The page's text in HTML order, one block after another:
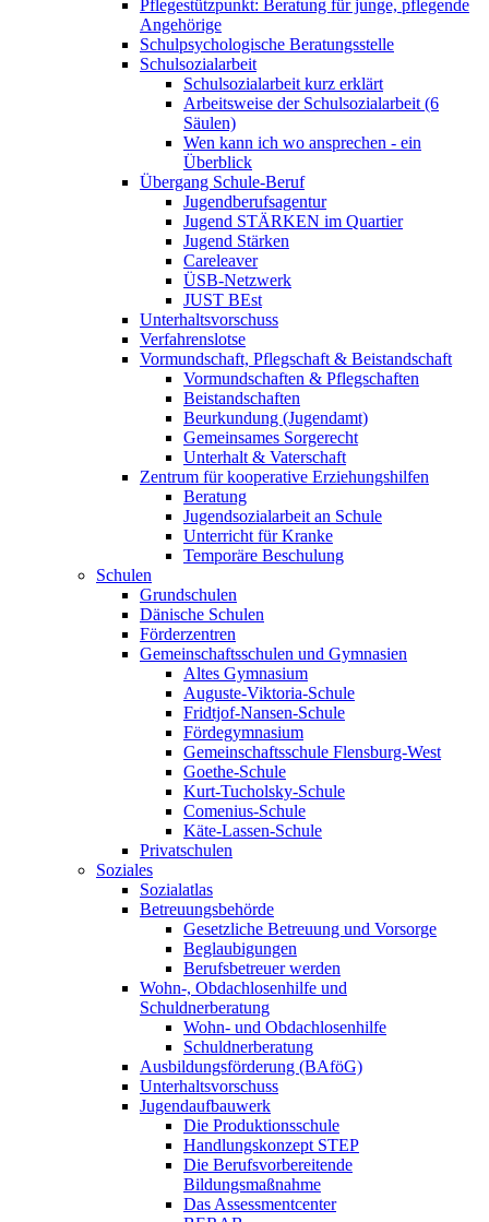
Pflegestützpunkt: Beratung für junge, pflegende
Angehörige
Schulpsychologische Beratungsstelle
Schulsozialarbeit
Schulsozialarbeit kurz erklärt
Arbeitsweise der Schulsozialarbeit (6
Säulen)
Wen kann ich wo ansprechen - ein
Überblick
Übergang Schule-Beruf
Jugendberufsagentur
Jugend STÄRKEN im Quartier
Jugend Stärken
Careleaver
ÜSB-Netzwerk
JUST BEst
Unterhaltsvorschuss
Verfahrenslotse
Vormundschaft, Pflegschaft & Beistandschaft
Vormundschaften & Pflegschaften
Beistandschaften
Beurkundung (Jugendamt)
Gemeinsames Sorgerecht
Unterhalt & Vaterschaft
Zentrum für kooperative Erziehungshilfen
Beratung
Jugendsozialarbeit an Schule
Unterricht für Kranke
Temporäre Beschulung
Schulen
Grundschulen
Dänische Schulen
Förderzentren
Gemeinschaftsschulen und Gymnasien
Altes Gymnasium
Auguste-Viktoria-Schule
Fridtjof-Nansen-Schule
Fördegymnasium
Gemeinschaftsschule Flensburg-West
Goethe-Schule
Kurt-Tucholsky-Schule
Comenius-Schule
Käte-Lassen-Schule
Privatschulen
Soziales
Sozialatlas
Betreuungsbehörde
Gesetzliche Betreuung und Vorsorge
Beglaubigungen
Berufsbetreuer werden
Wohn-, Obdachlosenhilfe und
Schuldnerberatung
Wohn- und Obdachlosenhilfe
Schuldnerberatung
Ausbildungsförderung (BAföG)
Unterhaltsvorschuss
Jugendaufbauwerk
Die Produktionsschule
Handlungskonzept STEP
Die Berufsvorbereitende
Bildungsmaßnahme
Das Assessmentcenter